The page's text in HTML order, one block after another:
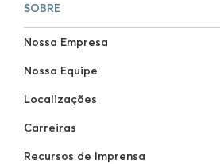
SOBRE
Nossa Empresa
Nossa Equipe
Localizações
Carreiras
Recursos de Imprensa